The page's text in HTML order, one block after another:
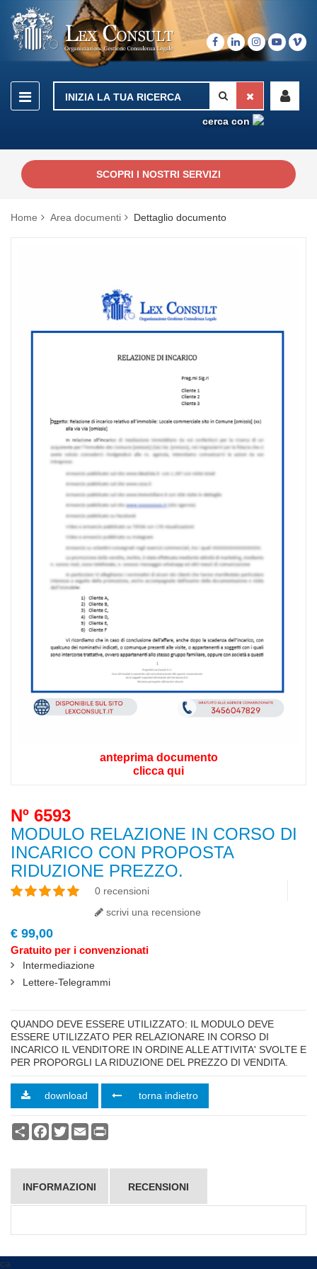
cerca con
SCOPRI I NOSTRI SERVIZI
Home Area documenti Dettaglio documento
anteprima documento
clicca qui
Nº 6593
MODULO RELAZIONE IN CORSO DI
INCARICO CON PROPOSTA
RIDUZIONE PREZZO.
0 recensioni
scrivi una recensione
€ 99,00
Gratuito per i convenzionati
Intermediazione
Lettere-Telegrammi
QUANDO DEVE ESSERE UTILIZZATO: IL MODULO DEVE
ESSERE UTILIZZATO PER RELAZIONARE IN CORSO DI
INCARICO IL VENDITORE IN ORDINE ALLE ATTIVITA' SVOLTE E
PER PROPORGLI LA RIDUZIONE DEL PREZZO DI VENDITA.
download torna indietro
CondividiFacebook
TwitterEmail
INFORMAZIONI RECENSIONI
ca